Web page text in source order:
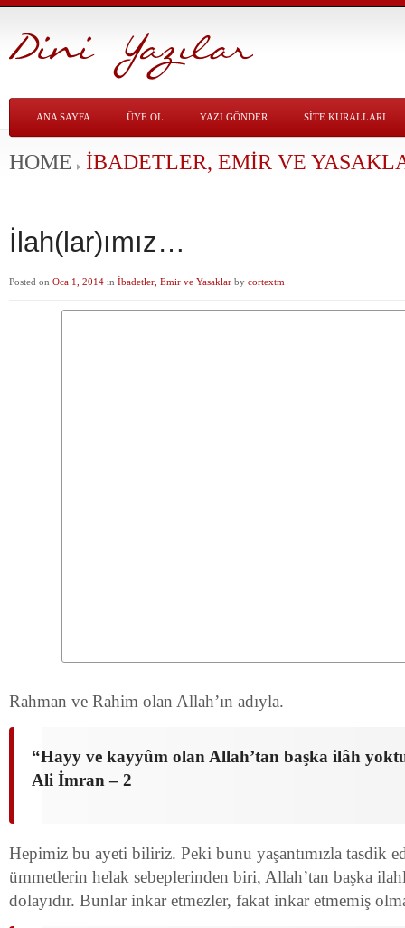
ANA SAYFA ÜYE OL YAZI GÖNDER SITE KURALLARI…
HOME İBADETLER, EMIR VE
İlah(lar)ımız…
Posted on Oca 1, 2014 in İbadetler, Emir ve Yasaklar by cortextm
Rahman ve Rahim olan Allah’ın adıyla.
“Hayy ve kayyûm olan Allah’tan başka ilâh
Ali İmran – 2
Hepimiz bu ayeti biliriz. Peki bunu yaşantımızla tasdik
ümmetlerin helak sebeplerinden biri, Allah’tan başka
dolayıdır. Bunlar inkar etmezler, fakat inkar etmemiş